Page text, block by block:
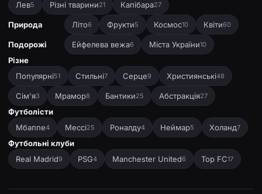
Лев5 Різні тварини21 Капібара27
Природа Літо6 Фрукти5 Космос10 Квіти60
Подорожі Ейфелева вежа6 Міста України10
Різне
Популярні51 Стильні7 Серце9 Християнські48
Сім'я3 Мрамор8 Бантики25 Абстракція27
Футболісти
Мбаппе4 Мессі25 Роналду4 Неймар5 Холанд7
Футбольні клуби
Real Madrid9 PSG4 Manchester United6 Top FC17